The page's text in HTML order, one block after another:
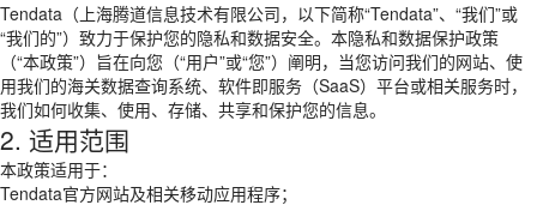
Tendata（上海腾道信息技术有限公司，以下简称“Tendata”、“我们”或
“我们的”）致力于保护您的隐私和数据安全。本隐私和数据保护政策
（“本政策”）旨在向您（“用户”或“您”）阐明，当您访问我们的网站、使
用我们的海关数据查询系统、软件即服务（SaaS）平台或相关服务时，
我们如何收集、使用、存储、共享和保护您的信息。
2. 适用范围
本政策适用于：
Tendata官方网站及相关移动应用程序；